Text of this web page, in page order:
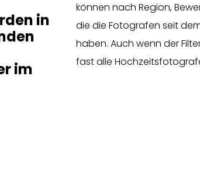
in
im
können nach Region,
die die Fotografen seit
haben. Auch wenn der
fast alle